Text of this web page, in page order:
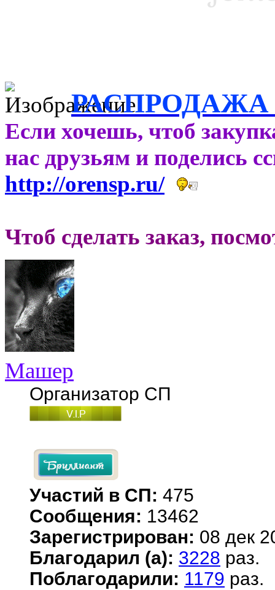
РАСПРОДАЖА
Если хочешь, чтоб
нас друзьям и поделись
http://orensp.ru/
Чтоб сделать заказ,
Машер
Организатор СП
Участий в СП: 475
Сообщения: 13462
Зарегистрирован: 08 дек
Благодарил (а): 3228 раз.
Поблагодарили: 1179 раз.